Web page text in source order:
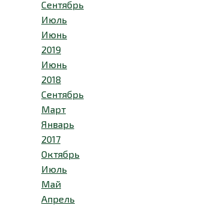
Сентябрь
Июль
Июнь
2019
Июнь
2018
Сентябрь
Март
Январь
2017
Октябрь
Июль
Май
Апрель